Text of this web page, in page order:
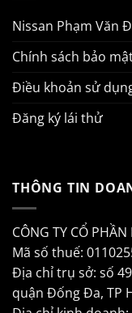
Nissan Phạm Văn
Chính sách bảo
Điều khoản sử
Đăng ký lái thử
THÔNG TIN
CÔNG TY CỔ
Mã số thuế:
Địa chỉ trụ sở: số
quận Đống Đa, TP